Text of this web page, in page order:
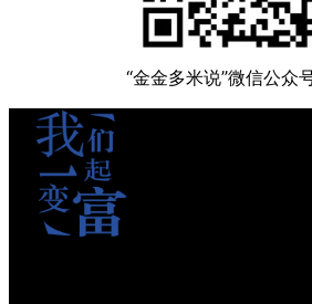
“金金多米说”微信公众